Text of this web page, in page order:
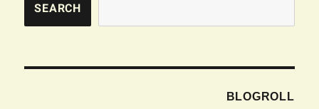
SEARCH
BLOGROLL